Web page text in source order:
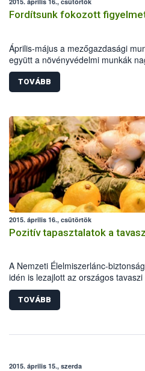
Fordítsunk fokozott
Április-május a mezőgazdasági
együtt a növényvédelmi munkák
ebben az időszakban virágzik
TOVÁBB
2015. április 16., csütörtök
Pozitív tapasztalatok a
A Nemzeti Élelmiszerlánc-
idén is lezajlott az országos
élelmiszerlánc-biztonsági
800 ellenőrzést végeztek, 69
esetben bírságot szabtak ki.
TOVÁBB
2015. április 15., szerda